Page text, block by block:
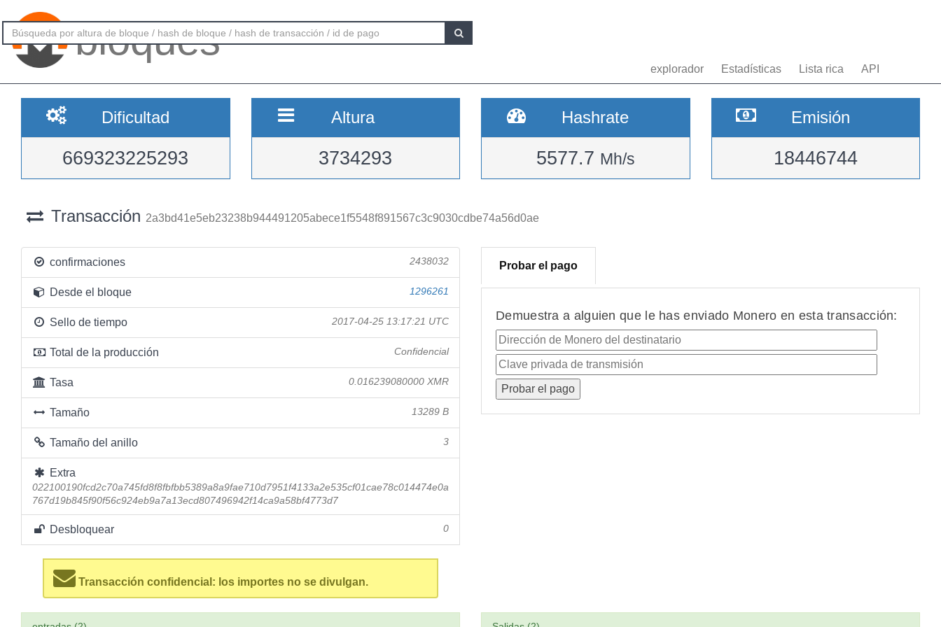
bloques
explorador Estadísticas Lista rica API
Dificultad
669323225293
Altura
3734293
Hashrate
5577.7 Mh/s
Emisión
18446744
Transacción 2a3bd41e5eb23238b944491205abece1f5548f891567c3c9030cdbe74a56d0ae
confirmaciones 2438032
Desde el bloque 1296261
Sello de tiempo 2017-04-25 13:17:21 UTC
Total de la producción Confidencial
Tasa 0.016239080000 XMR
Tamaño 13289 B
Tamaño del anillo 3
Extra
022100190fcd2c70a745fd8f8fbfbb5389a8a9fae710d7951f4133a2e535cf01cae78c014474e0a
767d19b845f90f56c924eb9a7a13ecd807496942f14ca9a58bf4773d7
Desbloquear 0
Transacción confidencial: los importes no se divulgan.
Probar el pago
Demuestra a alguien que le has enviado Monero en esta transacción: